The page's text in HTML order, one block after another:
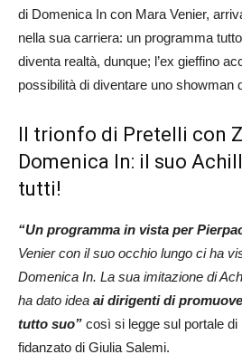
di Domenica In con Mara Venier,
nella sua carriera: un programma
diventa realtà, dunque; l’ex gieffino
possibilità di diventare uno showman
Il trionfo di Pretelli con
Domenica In: il suo
tutti!
“Un programma in vista per
Venier con il suo occhio lungo ci ha
Domenica In. La sua imitazione di
ha dato idea ai dirigenti di
tutto suo” così si legge sul portale
fidanzato di Giulia Salemi.